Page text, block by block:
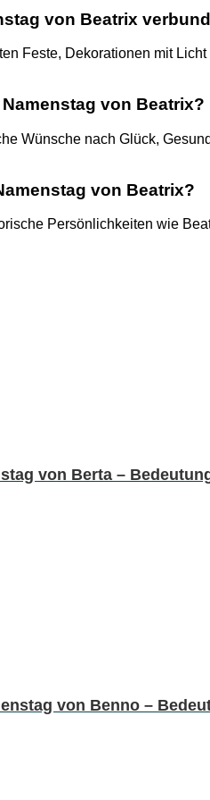
von Beatrix
Feste, Dekorationen mit
von Beatrix?
Wünsche nach Glück,
von Beatrix?
Persönlichkeiten wie
von Berta –
von Benno –